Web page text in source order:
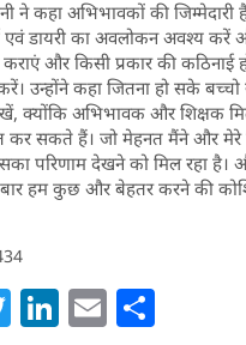
ने कहा अभिभावकों की जिम्मेदारी
एवं डायरी का अवलोकन अवश्य करें
कराएं और किसी प्रकार की कठिनाई
उन्होंने कहा जितना हो सके बच्चो
क्योंकि अभिभावक और शिक्षक
कर सकते हैं। जो मेहनत मैंने और मेरे
परिणाम देखने को मिल रहा है।
बार हम कुछ और बेहतर करने की
T Li E